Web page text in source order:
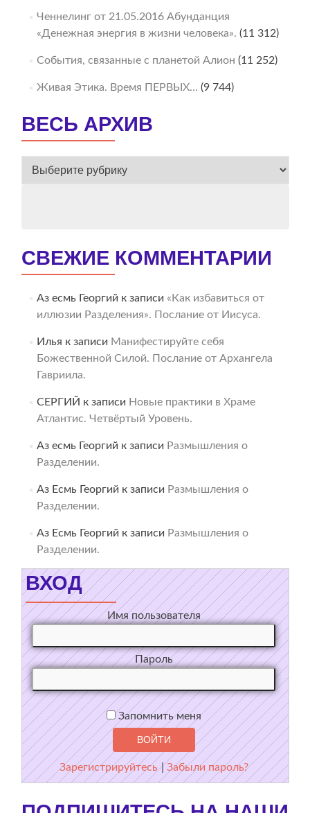
Ченнелинг от 21.05.2016 Абунданция
«Денежная энергия в жизни человека». (11 312)
События, связанные с планетой Алион (11 252)
Живая Этика. Время ПЕРВЫХ… (9 744)
ВЕСЬ АРХИВ
ВЕСЬ
СВЕЖИЕ КОММЕНТАРИИ
Аз есмь Георгий к записи «Как избавиться от
иллюзии Разделения». Послание от Иисуса.
Илья к записи Манифестируйте себя
Божественной Силой. Послание от Архангела
Гавриила.
СЕРГИЙ к записи Новые практики в Храме
Атлантис. Четвёртый Уровень.
Аз есмь Георгий к записи Размышления о
Разделении.
Аз Есмь Георгий к записи Размышления о
Разделении.
Аз Есмь Георгий к записи Размышления о
Разделении.
ВХОД
Имя пользователя
Пароль
Запомнить меня
Зарегистрируйтесь |Забыли пароль?